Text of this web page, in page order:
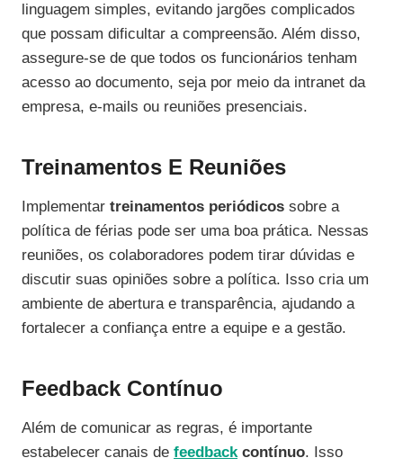
linguagem simples, evitando jargões complicados
que possam dificultar a compreensão. Além disso,
assegure-se de que todos os funcionários tenham
acesso ao documento, seja por meio da intranet da
empresa, e-mails ou reuniões presenciais.
Treinamentos E Reuniões
Implementar treinamentos periódicos sobre a
política de férias pode ser uma boa prática. Nessas
reuniões, os colaboradores podem tirar dúvidas e
discutir suas opiniões sobre a política. Isso cria um
ambiente de abertura e transparência, ajudando a
fortalecer a confiança entre a equipe e a gestão.
Feedback Contínuo
Além de comunicar as regras, é importante
estabelecer canais de feedbackcontínuo. Isso